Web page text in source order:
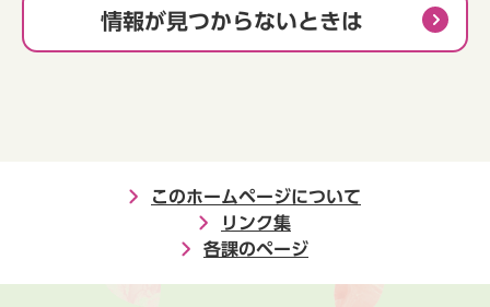
情報が見つからないときは
このホームページについて
リンク集
各課のページ